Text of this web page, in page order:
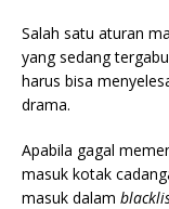
Salah satu aturan
yang sedang
harus bisa
drama.
Apabila gagal
masuk kotak
masuk dalam